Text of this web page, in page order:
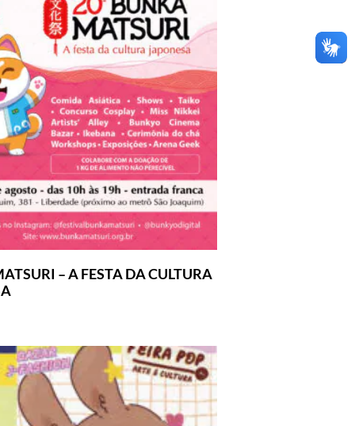
– A FESTA DA CULTURA